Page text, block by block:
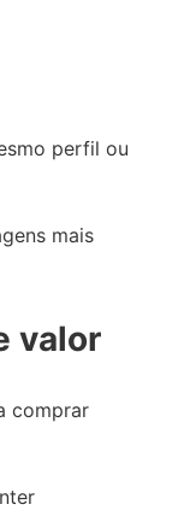
perfil ou
mais
valor
comprar